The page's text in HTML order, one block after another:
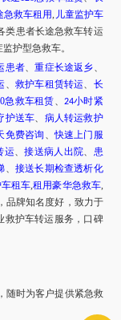
急救车租用, 儿童监护车
类患者长途急救车转运
护型急救车。
患者、重症长途返乡、
、 救护车租赁转运、 长
急救车租赁、 24小时紧
护送车、 病人转运救护
免费咨询 、快速上门服
运、接送病人出院、 患
、 接送长期检查透析化
租车,租用豪华急救车,
品牌知名度好，致力于
救护车转运服务，口碑
，随时为客户提供紧急救